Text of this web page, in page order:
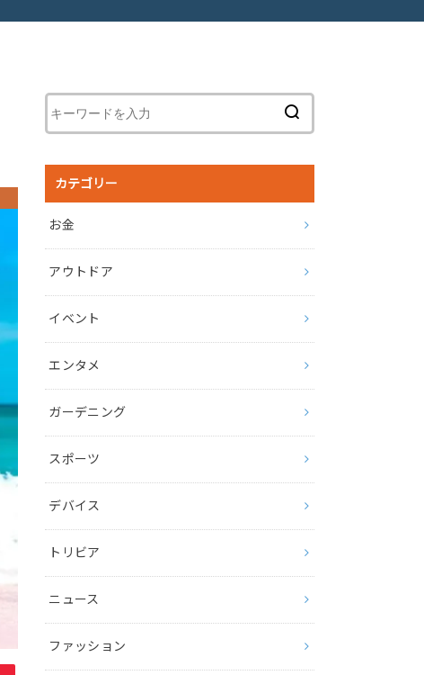
カテゴリー
お金
アウトドア
イベント
エンタメ
ガーデニング
スポーツ
デバイス
トリビア
ニュース
ファッション